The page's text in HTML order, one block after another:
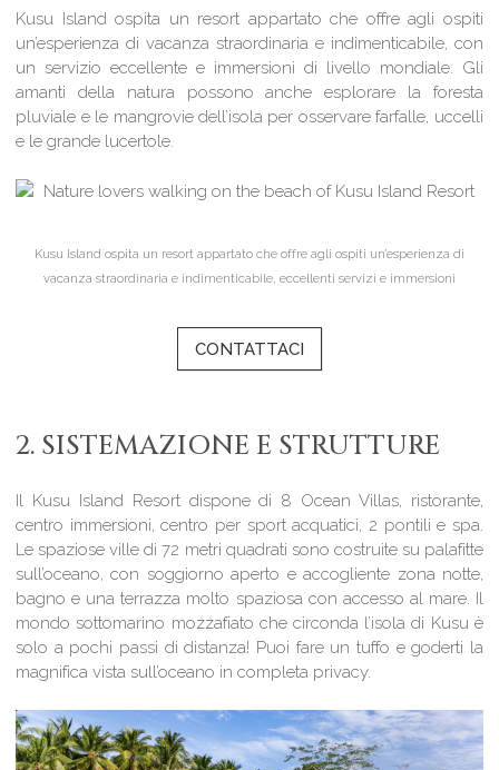
Kusu Island ospita un resort appartato che offre agli ospiti
un’esperienza di vacanza straordinaria e indimenticabile, con
un servizio eccellente e immersioni di livello mondiale. Gli
amanti della natura possono anche esplorare la foresta
pluviale e le mangrovie dell’isola per osservare farfalle, uccelli
e le grande lucertole.
Kusu Island ospita un resort appartato che offre agli ospiti un’esperienza di
vacanza straordinaria e indimenticabile, eccellenti servizi e immersioni
CONTATTACI
2. SISTEMAZIONE E STRUTTURE
Il Kusu Island Resort dispone di 8 Ocean Villas, ristorante,
centro immersioni, centro per sport acquatici, 2 pontili e spa.
Le spaziose ville di 72 metri quadrati sono costruite su palafitte
sull’oceano, con soggiorno aperto e accogliente zona notte,
bagno e una terrazza molto spaziosa con accesso al mare. Il
mondo sottomarino mozzafiato che circonda l’isola di Kusu è
solo a pochi passi di distanza! Puoi fare un tuffo e goderti la
magnifica vista sull’oceano in completa privacy.